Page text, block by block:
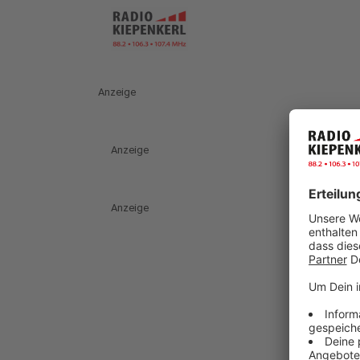
Anzeige
Anzeige
Anzeige